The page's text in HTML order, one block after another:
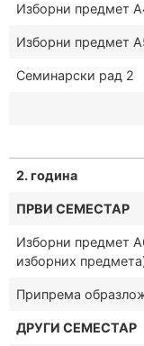
Изборни предмет
Изборни предмет
Семинарски рад 2
2. година
ПРВИ СЕМЕСТАР
Изборни предмет
изборних
Припрема
ДРУГИ СЕМЕСТАР